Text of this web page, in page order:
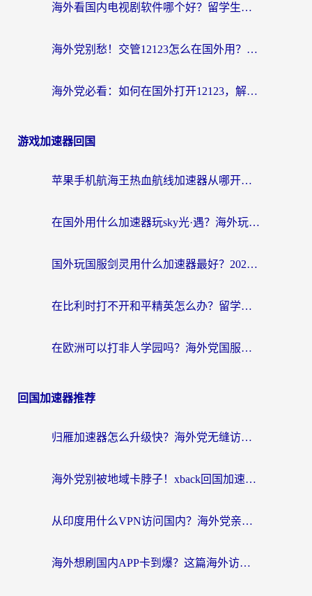
海外看国内电视剧软件哪个好？留学生亲测有效的追剧加速方案
海外党别愁！交管12123怎么在国外用？一篇搞定回国资源访问难题
海外党必看：如何在国外打开12123，解决小程序登录难题
游戏加速器回国
苹果手机航海王热血航线加速器从哪开启？海外玩家国服畅玩全攻略
在国外用什么加速器玩sky光·遇？海外玩家国服畅玩终极指南（附魔兽世界狂暴传奇解决方案）
国外玩国服剑灵用什么加速器最好？2026海外玩家亲测指南（附魔兽世界怀旧服精灵之境加速技巧）
在比利时打不开和平精英怎么办？留学生亲测有效的国服游戏加速方案
在欧洲可以打非人学园吗？海外党国服游戏不卡顿的终极指南
回国加速器推荐
归雁加速器怎么升级快？海外党无缝访问国内资源的全攻略（附免费VPN推荐Dcard热门款）
海外党别被地域卡脖子！xback回国加速器选择全攻略，轻松刷剧玩国服
从印度用什么VPN访问国内？海外党亲测的无缝回国上网指南
海外想刷国内APP卡到爆？这篇海外访问国内服务器加速指南帮你解决所有问题